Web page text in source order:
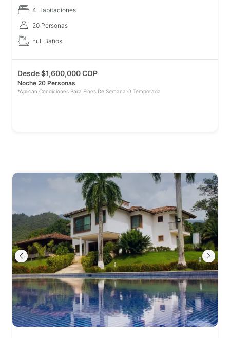
4 Habitaciones
20 Personas
null Baños
Desde$1,600,000 COP
Noche 20 Personas
*Aplican Condiciones Para Fines De Semana O Temporada